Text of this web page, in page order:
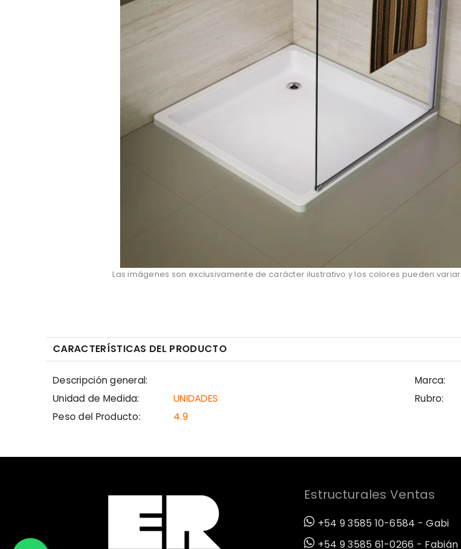
Las imágenes son exclusivamente de carácter ilustrativo y los colores pueden variar
CARACTERÍSTICAS DEL PRODUCTO
Descripción general: Marca:
Unidad de Medida:
UNIDADES Rubro:
Peso del Producto:
4.9
Estructurales Ventas
+54 9 3585 10-6584 - Gabi
+54 9 3585 61-0266 - Fabián